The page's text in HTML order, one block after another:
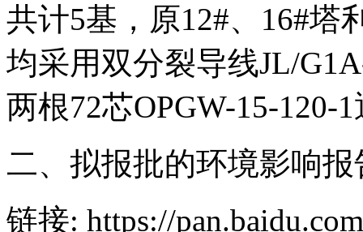
共计5基，原12#、16#
均采用双分裂导线JL/
两根72芯OPGW-15-120-
二、拟报批的环境影响
链接: https://